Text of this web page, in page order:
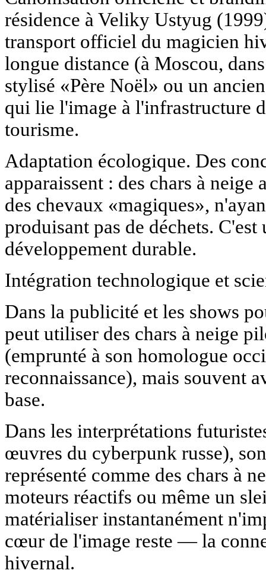
résidence à Veliky Ustyug
transport officiel du magicien
longue distance (à Moscou,
stylisé «Père Noël» ou un
qui lie l'image à l'infrastructure
tourisme.
Adaptation écologique. Des
apparaissent : des chars à
des chevaux «magiques»,
produisant pas de déchets.
développement durable.
Intégration technologique et
Dans la publicité et les shows
peut utiliser des chars à neige
(emprunté à son homologue
reconnaissance), mais souvent
base.
Dans les interprétations
œuvres du cyberpunk russe),
représenté comme des chars à
moteurs réactifs ou même un
matérialiser instantanément
cœur de l'image reste — la
hivernal.